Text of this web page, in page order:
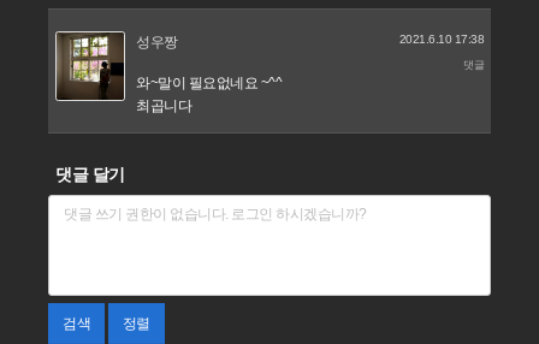
성우짱 2021.6.10 17:38
댓글
와~말이 필요없네요 ~^^
최곱니다
댓글 달기
검색 정렬